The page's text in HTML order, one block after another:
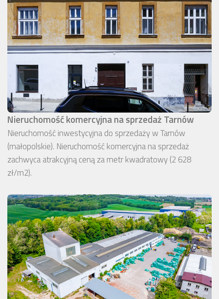
Nieruchomość komercyjna na sprzedaż Tarnów
Nieruchomość inwestycyjna do sprzedaży w Tarnów
(małopolskie). Nieruchomość komercyjna na sprzedaż
zachwyca atrakcyjną ceną za metr kwadratowy (2 628
zł/m2).